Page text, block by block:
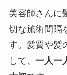
美容師さんに
切な施術間隔
す。髪質や髪
して、 一人一